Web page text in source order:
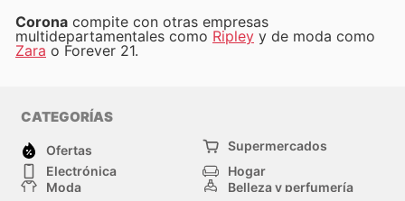
Corona compite con otras empresas
multidepartamentales como Ripley y de moda como
Zara o Forever 21.
CATEGORÍAS
Ofertas
Supermercados
Electrónica
Hogar
Moda
Belleza y perfumería